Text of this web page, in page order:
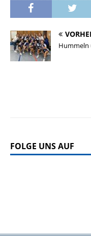
Hummeln
FOLGE UNS AUF